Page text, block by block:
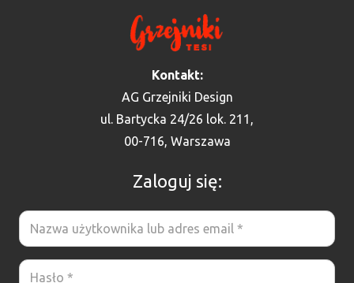
Kontakt:
AG Grzejniki Design
ul. Bartycka 24/26 lok. 211,
00-716, Warszawa
Zaloguj się: